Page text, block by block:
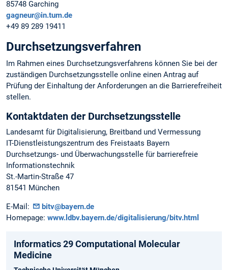
85748 Garching
gagneur@in.tum.de
+49 89 289 19411
Durchsetzungsverfahren
Im Rahmen eines Durchsetzungsverfahrens können Sie bei der
zuständigen Durchsetzungsstelle online einen Antrag auf
Prüfung der Einhaltung der Anforderungen an die Barrierefreiheit
stellen.
Kontaktdaten der Durchsetzungsstelle
Landesamt für Digitalisierung, Breitband und Vermessung
IT-Dienstleistungszentrum des Freistaats Bayern
Durchsetzungs- und Überwachungsstelle für barrierefreie
Informationstechnik
St.-Martin-Straße 47
81541 München
E-Mail:
bitv@bayern.de
Homepage: www.ldbv.bayern.de/digitalisierung/bitv.html
Informatics 29 Computational Molecular
Medicine